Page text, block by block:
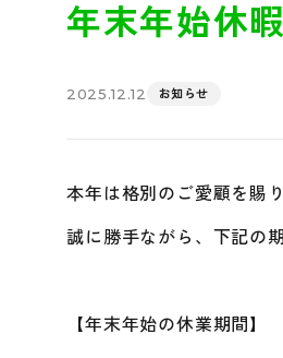
年末年始休
2025.12.12 お知らせ
本年は格別のご愛顧を賜
誠に勝手ながら、下記の
【年末年始の休業期間】